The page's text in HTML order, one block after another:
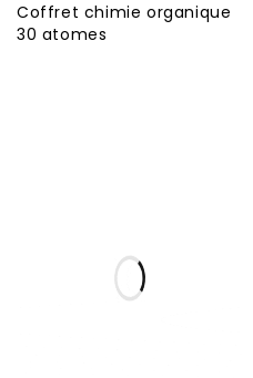
Coffret chimie organique
30 atomes